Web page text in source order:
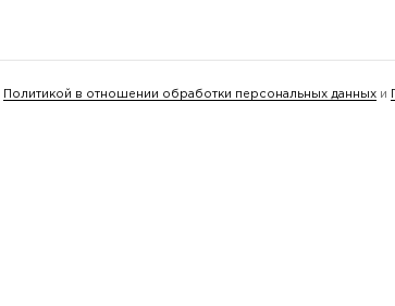
Политикой в отношении обработки персональных данных и